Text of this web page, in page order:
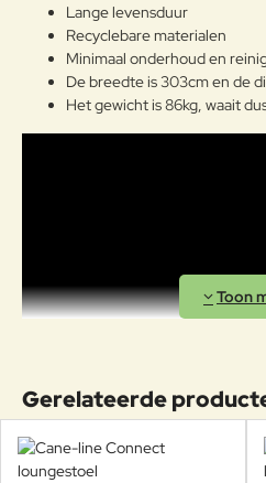
Lange levensduur
Recyclebare materialen
Minimaal onderhoud en
De breedte is 303cm en de
Het gewicht is 86kg, waait
Gerelateerde